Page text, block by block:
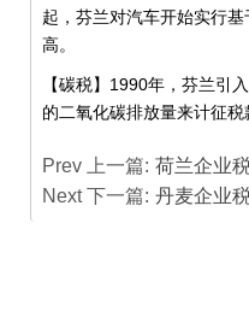
起，芬兰对汽车开始实行基
高。
【碳税】 1990年，芬兰引
的二氧化碳排放量来计征税
Prev 上一篇: 荷兰企业
Next 下一篇: 丹麦企业